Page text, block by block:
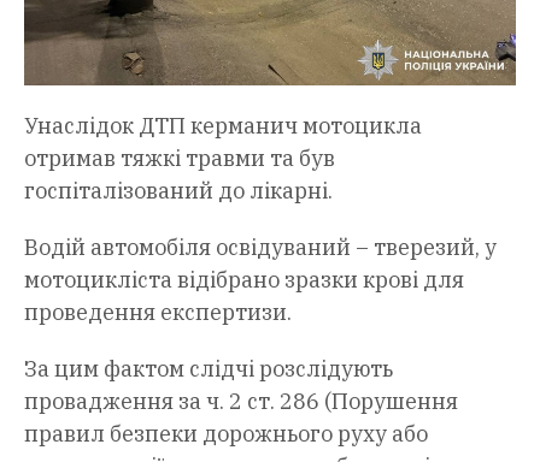
Унаслідок ДТП керманич мотоцикла
отримав тяжкі травми та був
госпіталізований до лікарні.
Водій автомобіля освідуваний – тверезий, у
мотоцикліста відібрано зразки крові для
проведення експертизи.
За цим фактом слідчі розслідують
провадження за ч. 2 ст. 286 (Порушення
правил безпеки дорожнього руху або